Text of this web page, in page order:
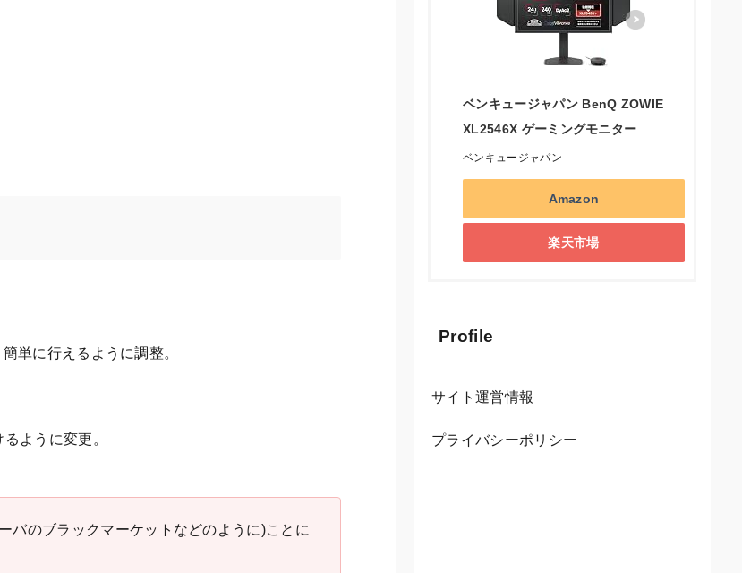
単に行えるように調整。
ように変更。
バのブラックマーケットなどのように)ことに
ベンキュージャパン BenQ ZOWIE
XL2546X ゲーミングモニター
ベンキュージャパン
Amazon
楽天市場
Profile
サイト運営情報
プライバシーポリシー